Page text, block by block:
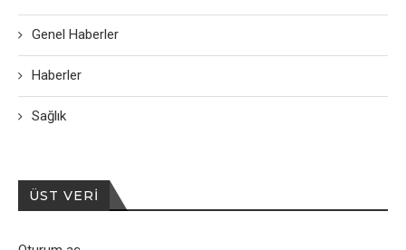
Genel Haberler
Haberler
Sağlık
ÜST VERI